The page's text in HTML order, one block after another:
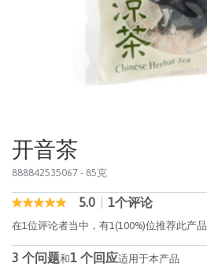
开音茶
888842535067 - 85克
4.1 out of 5 Customer Rating
5.0
out
of
5
stars,
5.0 1个评论
在1位评论者当中，有1(100%)位推荐此产品
3 个问题和1 个回应适用于本产品